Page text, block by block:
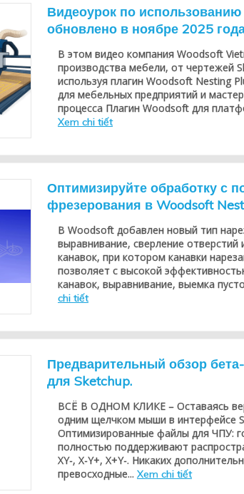
Видеоурок по использованию
обновлено в ноябре 2025
В этом видео компания Woodsoft
производства мебели, от чертежей
используя плагин Woodsoft Nesting
для мебельных предприятий и
процесса Плагин Woodsoft для
Xem chi tiết
Оптимизируйте обработку с
фрезерования в Woodsoft
В Woodsoft добавлен новый тип
выравнивание, сверление
канавок, при котором канавки
позволяет с высокой
канавок, выравнивание, выемка
chi tiết
Предварительный обзор
для Sketchup.
ВСЁ В ОДНОМ КЛИКЕ – Оставаясь
одним щелчком мыши в интерфейсе
Оптимизированные файлы для ЧПУ:
полностью поддерживают
XY-, X-Y+, X+Y-. Никаких
превосходные... Xem chi tiết